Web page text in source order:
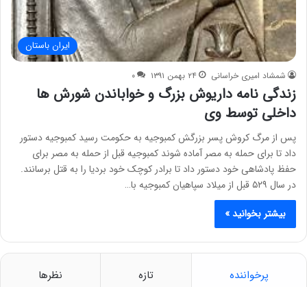
ایران باستان
شمشاد امیری خراسانی ۲۴ بهمن ۱۳۹۱ ۰
زندگی نامه داریوش بزرگ و خواباندن شورش ها
داخلی توسط وی
پس از مرگ کروش پسر بزرگش کمبوجیه به حکومت رسید کمبوجیه دستور
داد تا برای حمله به مصر آماده شوند کمبوجیه قبل از حمله به مصر برای
حفظ پادشاهی خود دستور داد تا برادر کوچک خود بردیا را به قتل برسانند.
در سال ۵۲۹ قبل از میلاد سپاهیان کمبوجیه با…
بیشتر بخوانید »
پرخواننده تازه نظرها